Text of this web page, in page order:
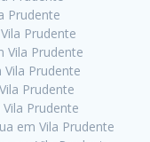
Prudente
Prudente
Vila Prudente
Prudente
Prudente
Prudente
em Vila Prudente